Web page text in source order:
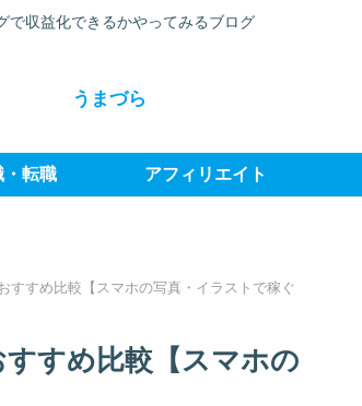
で収益化できるかやってみるブログ
うまづら
・転職 アフィリエイト
すすめ比較【スマホの写真・イラストで稼ぐ
すすめ比較【スマホの